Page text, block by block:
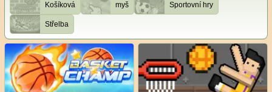
Košíková myš Sportovní hry
Střelba